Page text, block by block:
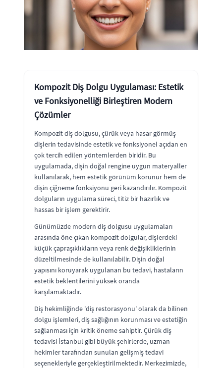
Kompozit Diş Dolgu Uygulaması: Estetik
ve Fonksiyonelliği Birleştiren Modern
Çözümler
Kompozit diş dolgusu, çürük veya hasar görmüş
dişlerin tedavisinde estetik ve fonksiyonel açıdan en
çok tercih edilen yöntemlerden biridir. Bu
uygulamada, dişin doğal rengine uygun materyaller
kullanılarak, hem estetik görünüm korunur hem de
dişin çiğneme fonksiyonu geri kazandırılır. Kompozit
dolguların uygulama süreci, titiz bir hazırlık ve
hassas bir işlem gerektirir.
Günümüzde modern diş dolgusu uygulamaları
arasında öne çıkan kompozit dolgular, dişlerdeki
küçük çapraşıklıkların veya renk değişikliklerinin
düzeltilmesinde de kullanılabilir. Dişin doğal
yapısını koruyarak uygulanan bu tedavi, hastaların
estetik beklentilerini yüksek oranda
karşılamaktadır.
Diş hekimliğinde 'diş restorasyonu' olarak da bilinen
dolgu işlemleri, diş sağlığının korunması ve estetiğin
sağlanması için kritik öneme sahiptir. Çürük diş
tedavisi İstanbul gibi büyük şehirlerde, uzman
hekimler tarafından sunulan gelişmiş tedavi
seçenekleriyle gerçekleştirilmektedir. Merkezimizde,